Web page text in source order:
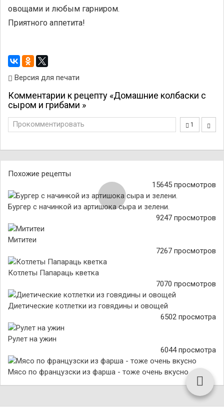
овощами и любым гарниром.
Приятного аппетита!
Версия для печати
Комментарии к рецепту «Домашние колбаски с
сыром и грибами »
1
Прокомментировать
Похожие рецепты
15645 просмотров
Бургер с начинкой из артишока сыра и зелени.
9247 просмотров
Мититеи
7267 просмотров
Котлеты Папараць кветка
7070 просмотров
Диетические котлетки из говядины и овощей
6502 просмотра
Рулет на ужин
6044 просмотра
Мясо по французски из фарша - тоже очень вкусно